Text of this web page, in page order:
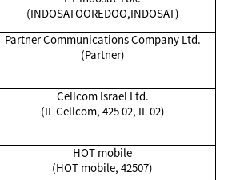
(INDOSATOOREDOO,INDOSAT)
Partner Communications Company Ltd.
(Partner)
Cellcom Israel Ltd.
(IL Cellcom, 425 02, IL 02)
HOT mobile
(HOT mobile, 42507)